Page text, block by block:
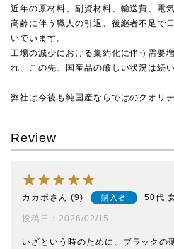
近年の原材料、副資材料、輸送費、電
高齢に伴う職人の引退、後継者不足で
いでいます。
工場の減少における集約化に伴う需要
れ、この先、国産品の厳しい状況は続
弊社は今後も純国産ならではのクオリ
Review
カカポ 9 購入者 50代
投稿日 2026/02/15
いざという時のために、ブラックの